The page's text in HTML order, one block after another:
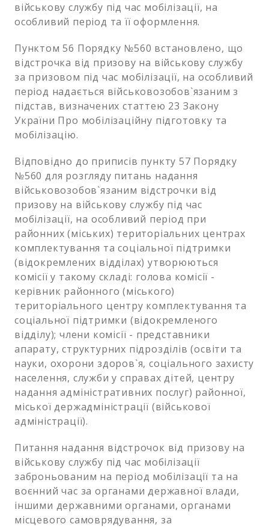
військову службу під час мобілізації, на
особливий період та її оформлення.
Пунктом 56 Порядку №560 встановлено, що
відстрочка від призову на військову службу
за призовом під час мобілізації, на особливий
період надається військовозобов`язаним з
підстав, визначених статтею 23 Закону
України Про мобілізаційну підготовку та
мобілізацію.
Відповідно до приписів пункту 57 Порядку
№560 для розгляду питань надання
військовозобов`язаним відстрочки від
призову на військову службу під час
мобілізації, на особливий період при
районних (міських) територіальних центрах
комплектування та соціальної підтримки
(відокремлених відділах) утворюються
комісії у такому складі: голова комісії -
керівник районного (міського)
територіального центру комплектування та
соціальної підтримки (відокремленого
відділу); члени комісії - представники
апарату, структурних підрозділів (освіти та
науки, охорони здоров`я, соціального захисту
населення, служби у справах дітей, центру
надання адміністративних послуг) районної,
міської держадміністрації (військової
адміністрації).
Питання надання відстрочок від призову на
військову службу під час мобілізації
заброньованим на період мобілізації та на
воєнний час за органами державної влади,
іншими державними органами, органами
місцевого самоврядування, за